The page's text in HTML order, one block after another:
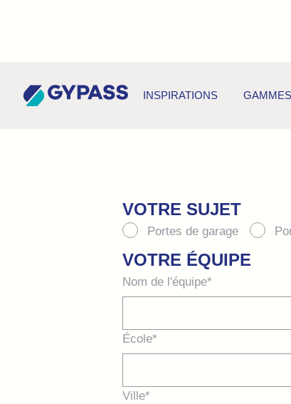
INSPIRATIONS GAMMES
VOTRE SUJET
Portes de garage
VOTRE ÉQUIPE
Nom de l'équipe*
École*
Ville*